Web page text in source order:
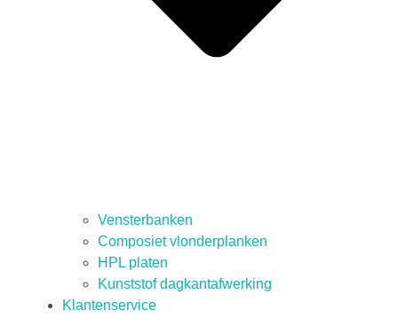
Vensterbanken
Composiet vlonderplanken
HPL platen
Kunststof dagkantafwerking
Klantenservice